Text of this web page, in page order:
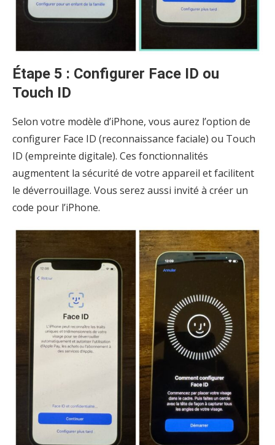
Étape 5 : Configurer Face ID ou
Touch ID
Selon votre modèle d’iPhone, vous aurez l’option de
configurer Face ID (reconnaissance faciale) ou Touch
ID (empreinte digitale). Ces fonctionnalités
augmentent la sécurité de votre appareil et facilitent
le déverrouillage. Vous serez aussi invité à créer un
code pour l’iPhone.